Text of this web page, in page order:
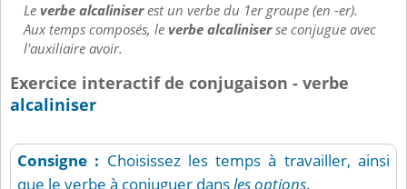
Leverbe alcaliniserest un verbe du 1er groupe (en -er).
Aux temps composés, leverbe alcaliniserse conjugue avec
l'auxiliaire avoir.
Exercice interactif de conjugaison - verbe
alcaliniser
Consigne : Choisissez les temps à travailler, ainsi
que le verbe à conjuguer dansles options.